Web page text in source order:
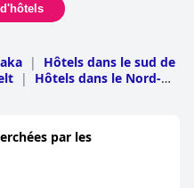
», « superbe » et
|
Hôtels dans le sud de
|
Hôtels dans le Nord-
par les